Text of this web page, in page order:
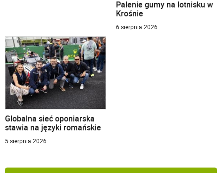
Palenie gumy na lotnisku w
Krośnie
6 sierpnia 2026
Globalna sieć oponiarska
stawia na języki romańskie
5 sierpnia 2026